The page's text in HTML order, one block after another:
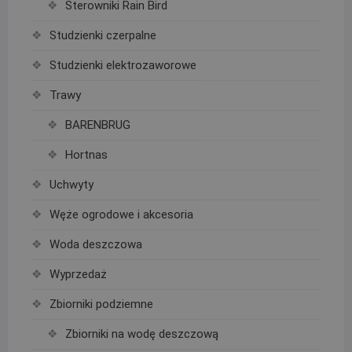
Sterowniki Rain Bird
Studzienki czerpalne
Studzienki elektrozaworowe
Trawy
BARENBRUG
Hortnas
Uchwyty
Węże ogrodowe i akcesoria
Woda deszczowa
Wyprzedaż
Zbiorniki podziemne
Zbiorniki na wodę deszczową